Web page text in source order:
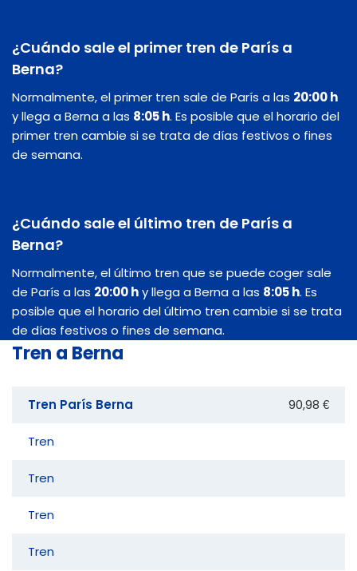
¿Cuándo sale el primer tren de París a
Berna?
Normalmente, el primer tren sale de París a las 20:00 h
y llega a Berna a las 8:05 h. Es posible que el horario del
primer tren cambie si se trata de días festivos o fines
de semana.
¿Cuándo sale el último tren de París a
Berna?
Normalmente, el último tren que se puede coger sale
de París a las 20:00 hy llega a Berna a las 8:05 h. Es
posible que el horario del último tren cambie si se trata
de días festivos o fines de semana.
Tren a Berna
Tren París Berna 90,98 €
Tren
Tren
Tren
Tren